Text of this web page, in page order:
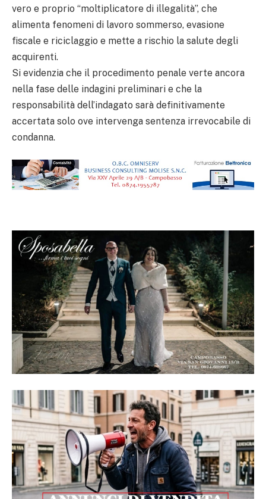
vero e proprio “moltiplicatore di illegalità”, che
alimenta fenomeni di lavoro sommerso, evasione
fiscale e riciclaggio e mette a rischio la salute degli
acquirenti.
Si evidenzia che il procedimento penale verte ancora
nella fase delle indagini preliminari e che la
responsabilità dell’indagato sarà definitivamente
accertata solo ove intervenga sentenza irrevocabile di
condanna.